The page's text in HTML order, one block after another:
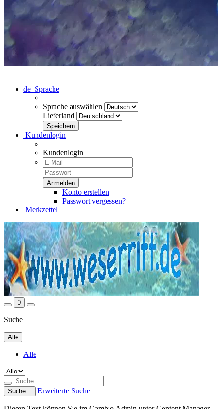
de Sprache
Sprache auswählen
Lieferland
Kundenlogin
Kundenlogin
Konto erstellen
Passwort vergessen?
Merkzettel
0
Suche
Alle
Alle
Suche... Erweiterte Suche